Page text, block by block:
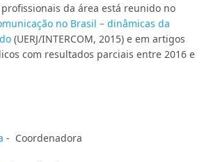
da área está reunido no
no Brasil – dinâmicas da
(UERJ/INTERCOM, 2015) e em artigos
com resultados parciais entre 2016 e
- Coordenadora